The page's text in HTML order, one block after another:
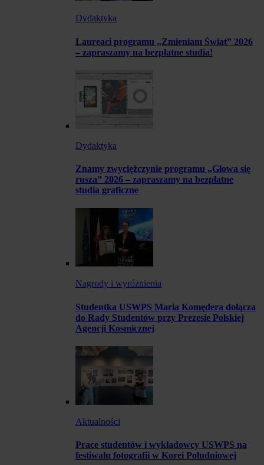
Dydaktyka
Laureaci programu „Zmieniam Świat” 2026
– zapraszamy na bezpłatne studia!
Dydaktyka
Znamy zwyciężczynie programu „Głowa się
rusza” 2026 – zapraszamy na bezpłatne
studia graficzne
Nagrody i wyróżnienia
Studentka USWPS Maria Komędera dołącza
do Rady Studentów przy Prezesie Polskiej
Agencji Kosmicznej
Aktualności
Prace studentów i wykładowcy USWPS na
festiwalu fotografii w Korei Południowej